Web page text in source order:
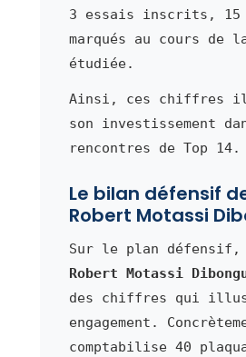
3 essais inscrits, 15
marqués au cours de
étudiée.
Ainsi, ces chiffres
son investissement
rencontres de Top 14.
Le bilan défensif
Robert Motassi
Sur le plan défensif,
Robert Motassi
des chiffres qui
engagement.
comptabilise 40